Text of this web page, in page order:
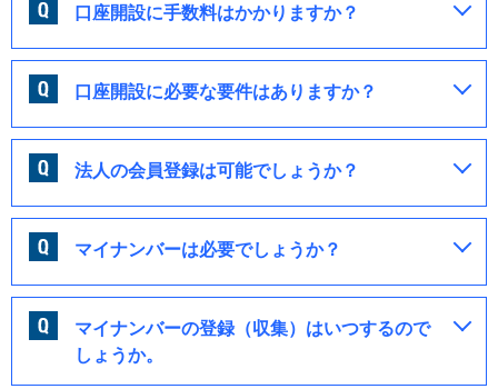
口座開設に手数料はかかりますか？
口座開設に必要な要件はありますか？
法人の会員登録は可能でしょうか？
マイナンバーは必要でしょうか？
マイナンバーの登録（収集）はいつするので
しょうか。